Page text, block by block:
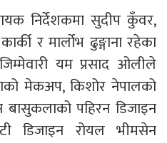
निर्देशकमा सुदीप कुँवर,
र मार्लोभ ढुङ्गाना रहेका
यम प्रसाद ओलीले
मेकअप, किशोर नेपालको
पहिरन डिजाइन
डिजाइन रोयल भीमसेन